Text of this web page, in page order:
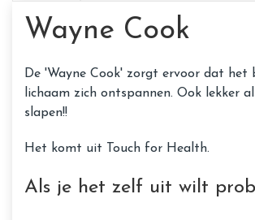
Wayne Cook
De 'Wayne Cook' zorgt ervoor dat het
lichaam zich ontspannen. Ook lekker
slapen!!
Het komt uit Touch for Health.
Als je het zelf uit wilt